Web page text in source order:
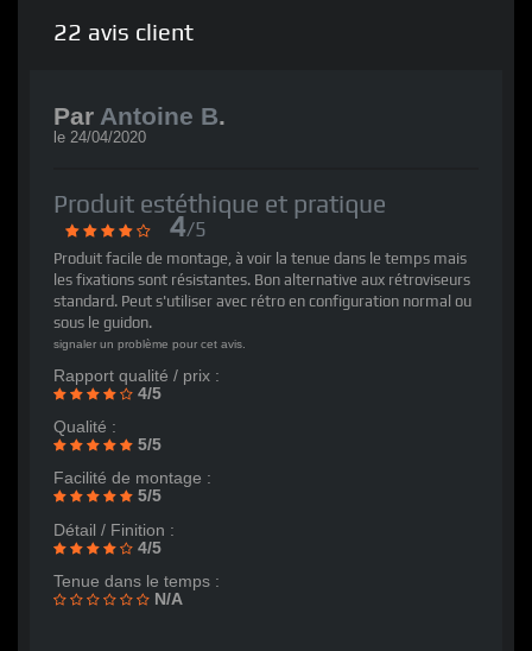
22 avis client
Par Antoine B.
le 24/04/2020
Produit estéthique et pratique
4/5
Produit facile de montage, à voir la tenue dans le temps mais
les fixations sont résistantes. Bon alternative aux rétroviseurs
standard. Peut s'utiliser avec rétro en configuration normal ou
sous le guidon.
signaler un problème pour cet avis.
Rapport qualité / prix :
4/5
Qualité :
5/5
Facilité de montage :
5/5
Détail / Finition :
4/5
Tenue dans le temps :
N/A